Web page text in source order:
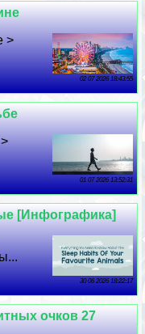
>
02 07 2026 18:43:55
01 07 2026 13:52:31
[Инфографика]
30 06 2026 18:22:17
очков 27